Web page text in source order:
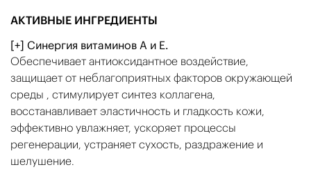
АКТИВНЫЕ ИНГРЕДИЕНТЫ
[+] Синергия витаминов А и Е.
Обеспечивает антиоксидантное воздействие,
защищает от неблагоприятных факторов окружающей
среды , стимулирует синтез коллагена,
восстанавливает эластичность и гладкость кожи,
эффективно увлажняет, ускоряет процессы
регенерации, устраняет сухость, раздражение и
шелушение.